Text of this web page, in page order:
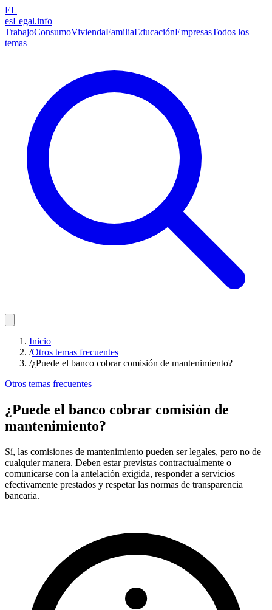
EL
esLegal.info
TrabajoConsumoViviendaFamiliaEducaciónEmpresasTodos los
temas
Inicio
/Otros temas frecuentes
/¿Puede el banco cobrar comisión de mantenimiento?
Otros temas frecuentes
¿Puede el banco cobrar comisión de
mantenimiento?
Sí, las comisiones de mantenimiento pueden ser legales, pero no de
cualquier manera. Deben estar previstas contractualmente o
comunicarse con la antelación exigida, responder a servicios
efectivamente prestados y respetar las normas de transparencia
bancaria.